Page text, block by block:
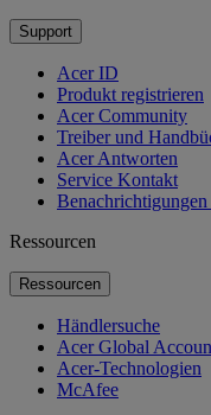
Support
Acer ID
Produkt registrieren
Acer Community
Treiber und
Acer Antworten
Service Kontakt
Ressourcen
Ressourcen
Händlersuche
Acer Global
Acer-Technologien
McAfee